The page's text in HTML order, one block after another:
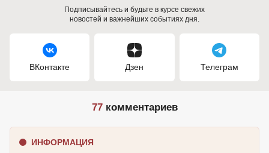
Подписывайтесь и будьте в курсе свежих
новостей и важнейших событиях дня.
ВКонтакте Дзен Телеграм
77комментариев
ИНФОРМАЦИЯ